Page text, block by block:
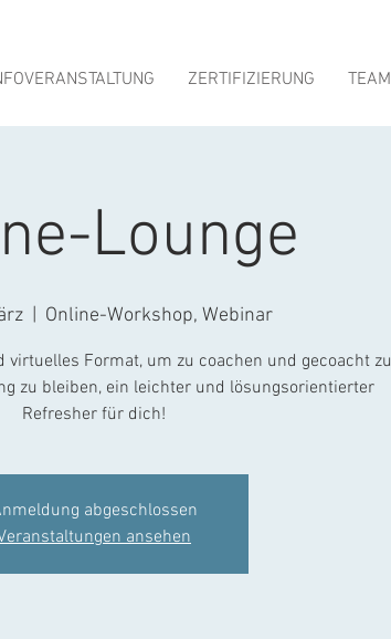
ZERTIFIZIERUNG TEAM
Lounge
Online-Workshop, Webinar
virtuelles Format, um zu coachen und gecoacht zu
zu bleiben, ein leichter und lösungsorientierter
Refresher für dich!
abgeschlossen
ansehen